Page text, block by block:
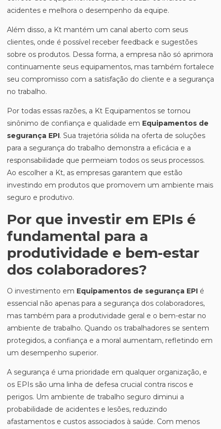
acidentes e melhora o desempenho da equipe.
Além disso, a Kt mantém um canal aberto com seus
clientes, onde é possível receber feedback e sugestões
sobre os produtos. Dessa forma, a empresa não só aprimora
continuamente seus equipamentos, mas também fortalece
seu compromisso com a satisfação do cliente e a segurança
no trabalho.
Por todas essas razões, a Kt Equipamentos se tornou
sinônimo de confiança e qualidade em Equipamentos de
segurança EPI. Sua trajetória sólida na oferta de soluções
para a segurança do trabalho demonstra a eficácia e a
responsabilidade que permeiam todos os seus processos.
Ao escolher a Kt, as empresas garantem que estão
investindo em produtos que promovem um ambiente mais
seguro e produtivo.
Por que investir em EPIs é
fundamental para a
produtividade e bem-estar
dos colaboradores?
O investimento em Equipamentos de segurança EPI é
essencial não apenas para a segurança dos colaboradores,
mas também para a produtividade geral e o bem-estar no
ambiente de trabalho. Quando os trabalhadores se sentem
protegidos, a confiança e a moral aumentam, refletindo em
um desempenho superior.
A segurança é uma prioridade em qualquer organização, e
os EPIs são uma linha de defesa crucial contra riscos e
perigos. Um ambiente de trabalho seguro diminui a
probabilidade de acidentes e lesões, reduzindo
afastamentos e custos associados à saúde. Com menos